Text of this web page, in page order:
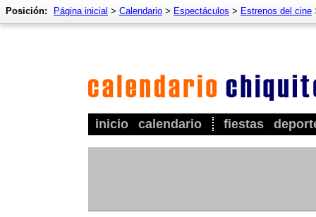
inicio calendario fiestas
Posición: Página inicial > Calendario > Espectáculos > Estrenos del cine